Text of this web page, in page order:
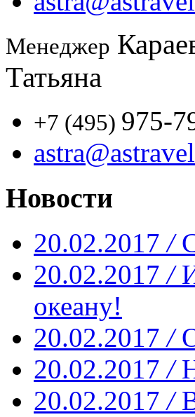
Менеджер
Татьяна
+7 (495) 975-
Новости
20.02.2017 /
20.02.2017 /
океану!
20.02.2017 /
20.02.2017 /
20.02.2017 /